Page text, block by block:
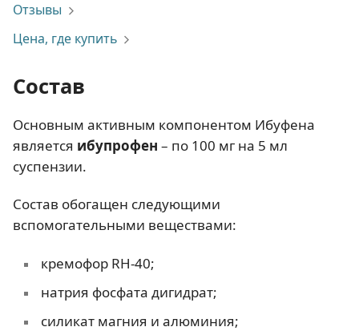
Отзывы
Цена, где купить
Состав
Основным активным компонентом Ибуфена
является ибупрофен – по 100 мг на 5 мл
суспензии.
Состав обогащен следующими
вспомогательными веществами:
кремофор RH-40;
натрия фосфата дигидрат;
силикат магния и алюминия;